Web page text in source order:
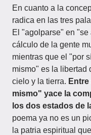
En cuanto a la
radica en las tres
El "agolparse" en
cálculo de la gente
mientras que el "por
mismo" es la libertad
cielo y la tierra.
mismo" yace la
los dos estados de
poema ya no es un
la patria espiritual